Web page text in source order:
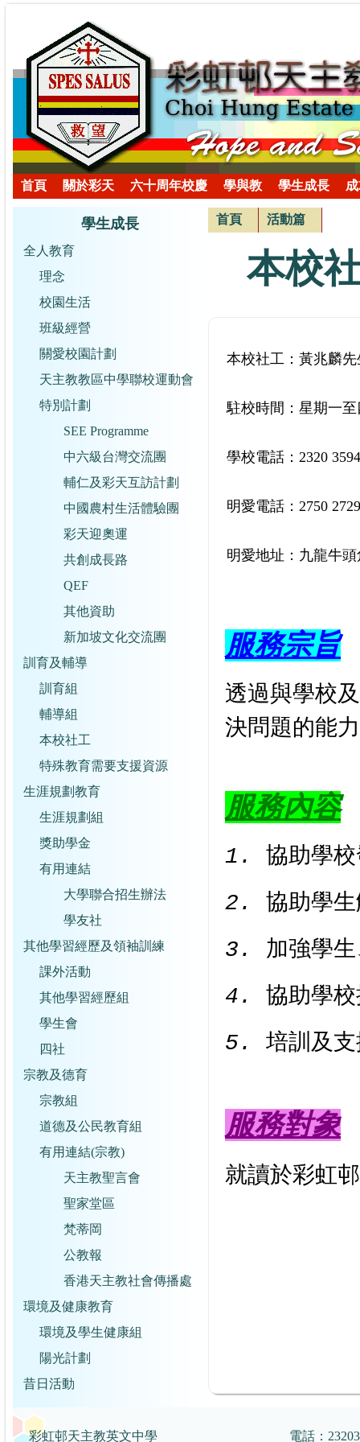
首頁 關於彩天 六十周年校慶 學與教 學生成長
學生成長
全人教育
理念
校園生活
班級經營
關愛校園計劃
天主教教區中學聯校運動會
特別計劃
SEE Programme
中六級台灣交流團
輔仁及彩天互訪計劃
中國農村生活體驗團
彩天迎奧運
共創成長路
QEF
其他資助
新加坡文化交流團
訓育及輔導
訓育組
輔導組
本校社工
特殊教育需要支援資源
生涯規劃教育
生涯規劃組
獎助學金
有用連結
大學聯合招生辦法
學友社
其他學習經歷及領袖訓練
課外活動
其他學習經歷組
學生會
四社
宗教及德育
宗教組
道德及公民教育組
有用連結(宗教)
天主教聖言會
聖家堂區
梵蒂岡
公教報
香港天主教社會傳播處
環境及健康教育
環境及學生健康組
陽光計劃
昔日活動
首頁 活動篇
本校
本校社工： 黃兆麟
駐校時間：星期一至
學校電話：2320 3594
明愛電話：2750 2729
明愛地址：九龍牛
服務宗旨
透過與學校
決問題的能
服務內容
1. 協助學
2. 協助學
3. 加強學
4. 協助學
5. 培訓及
服務對象
就讀於彩虹
彩虹邨天主教英文中學 電話：